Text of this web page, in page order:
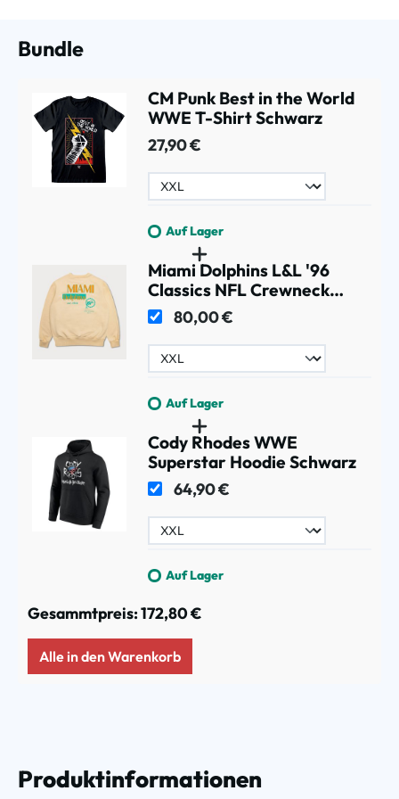
Bundle
CM Punk Best in the World
WWE T-Shirt Schwarz
27,90 €
Auf Lager
Miami Dolphins L&L '96
Classics NFL Crewneck
Sweater Beige
80,00 €
Auf Lager
Cody Rhodes WWE
Superstar Hoodie Schwarz
64,90 €
Auf Lager
Gesammtpreis:172,80 €
Alle in den Warenkorb
Produktinformationen